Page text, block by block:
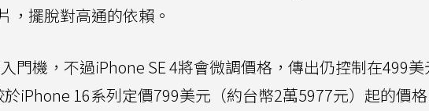
，擺脫對高通的依賴。
門機，不過iPhone SE 4將會微調價格，傳出仍控制在499
iPhone 16系列定價799美元（約台幣2萬5977元）起的價